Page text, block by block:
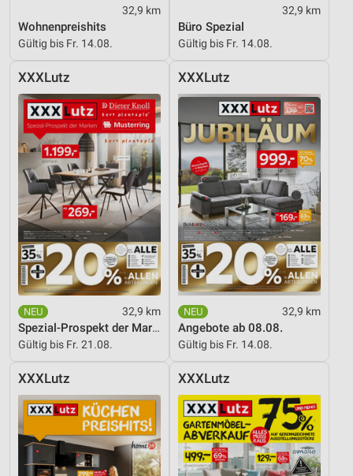
32,9 km
Wohnenpreishits
Gültig bis Fr. 14.08.
32,9 km
Büro Spezial
Gültig bis Fr. 14.08.
XXXLutz
32,9 km
Spezial-Prospekt der Marken
Gültig bis Fr. 21.08.
XXXLutz
32,9 km
Angebote ab 08.08.
Gültig bis Fr. 14.08.
XXXLutz XXXLutz